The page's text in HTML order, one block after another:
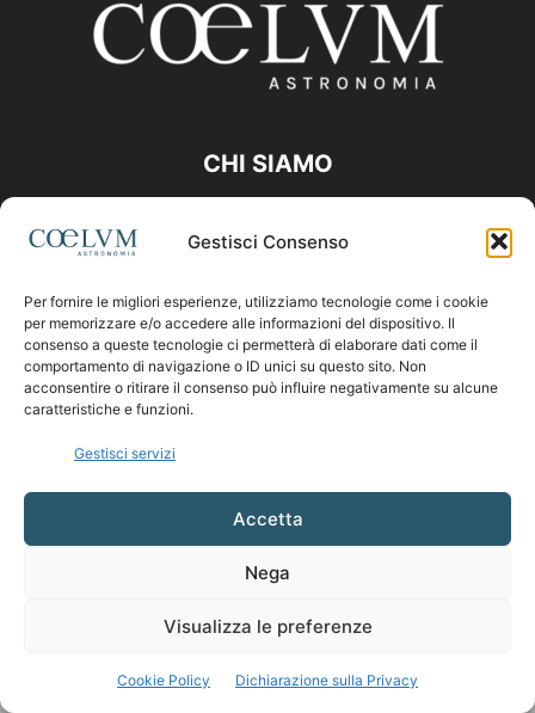
Gestisci Consenso
Per fornire le migliori esperienze, utilizziamo tecnologie come i cookie
per memorizzare e/o accedere alle informazioni del dispositivo. Il
consenso a queste tecnologie ci permetterà di elaborare dati come il
comportamento di navigazione o ID unici su questo sito. Non
acconsentire o ritirare il consenso può influire negativamente su alcune
caratteristiche e funzioni.
Gestisci servizi
Accetta
Nega
Visualizza le preferenze
Cookie Policy Dichiarazione sulla Privacy
CHI SIAMO
Contattaci:coelumastro@coelum.com
SEGUICI